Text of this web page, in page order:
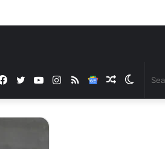
Switch
Random
Google
RSS
Instagram
YouTube
Twitter
Facebook